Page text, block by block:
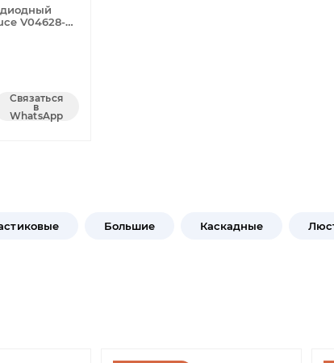
V04628-
Связаться
в
WhatsApp
Большие Каскадные